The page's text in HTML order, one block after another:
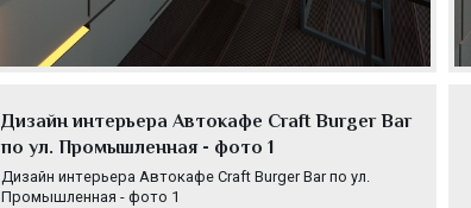
Дизайн интерьера Автокафе Craft Burger Bar
по ул. Промышленная - фото 1
Дизайн интерьера Автокафе Craft Burger Bar по ул.
Промышленная - фото 1